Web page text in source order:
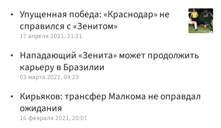
Упущенная победа: «Краснодар» не
справился с «Зенитом»
17 апреля 2021, 21:21
Нападающий «Зенита» может продолжить
карьеру в Бразилии
03 марта 2021, 04:23
Кирьяков: трансфер Малкома не оправдал
ожидания
16 февраля 2021, 20:07